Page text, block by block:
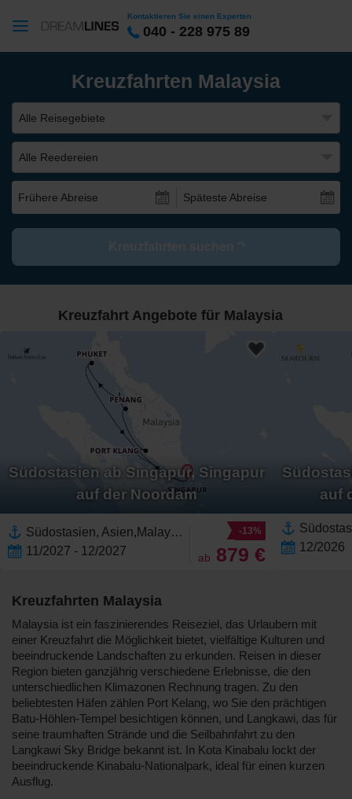
Kontaktieren Sie einen Experten
040 - 228 975 89
Kreuzfahrten Malaysia
Alle Reisegebiete
Alle Reedereien
Frühere Abreise Späteste Abreise
Kreuzfahrt Angebote für Malaysia
Südostasien ab Singapur, Singapur
auf der Noordam
Südostasien, Asien,Malaysia,Thailand,Singapur
11/2027 - 12/2027
-13%
ab 879 €
auf
12/2026
Kreuzfahrten Malaysia
Malaysia ist ein faszinierendes Reiseziel, das Urlaubern mit
einer Kreuzfahrt die Möglichkeit bietet, vielfältige Kulturen und
beeindruckende Landschaften zu erkunden. Reisen in dieser
Region bieten ganzjährig verschiedene Erlebnisse, die den
unterschiedlichen Klimazonen Rechnung tragen. Zu den
beliebtesten Häfen zählen Port Kelang, wo Sie den prächtigen
Batu-Höhlen-Tempel besichtigen können, und Langkawi, das für
seine traumhaften Strände und die Seilbahnfahrt zu den
Langkawi Sky Bridge bekannt ist. In Kota Kinabalu lockt der
beeindruckende Kinabalu-Nationalpark, ideal für einen kurzen
Ausflug.